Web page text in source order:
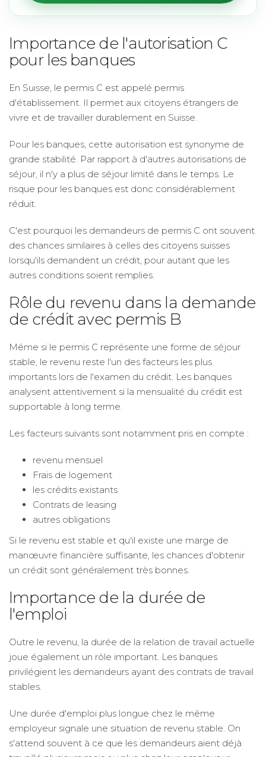
Importance de l'autorisation C
pour les banques
En Suisse, le permis C est appelé permis
d'établissement. Il permet aux citoyens étrangers de
vivre et de travailler durablement en Suisse.
Pour les banques, cette autorisation est synonyme de
grande stabilité. Par rapport à d'autres autorisations de
séjour, il n'y a plus de séjour limité dans le temps. Le
risque pour les banques est donc considérablement
réduit.
C'est pourquoi les demandeurs de permis C ont souvent
des chances similaires à celles des citoyens suisses
lorsqu'ils demandent un crédit, pour autant que les
autres conditions soient remplies.
Rôle du revenu dans la demande
de crédit avec permis B
Même si le permis C représente une forme de séjour
stable, le revenu reste l'un des facteurs les plus
importants lors de l'examen du crédit. Les banques
analysent attentivement si la mensualité du crédit est
supportable à long terme.
Les facteurs suivants sont notamment pris en compte :
revenu mensuel
Frais de logement
les crédits existants
Contrats de leasing
autres obligations
Si le revenu est stable et qu'il existe une marge de
manœuvre financière suffisante, les chances d'obtenir
un crédit sont généralement très bonnes.
Importance de la durée de
l'emploi
Outre le revenu, la durée de la relation de travail actuelle
joue également un rôle important. Les banques
privilégient les demandeurs ayant des contrats de travail
stables.
Une durée d'emploi plus longue chez le même
employeur signale une situation de revenu stable. On
s'attend souvent à ce que les demandeurs aient déjà